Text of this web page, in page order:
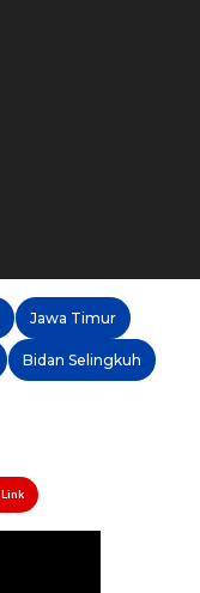
Jawa Timur
Bidan Selingkuh
Link